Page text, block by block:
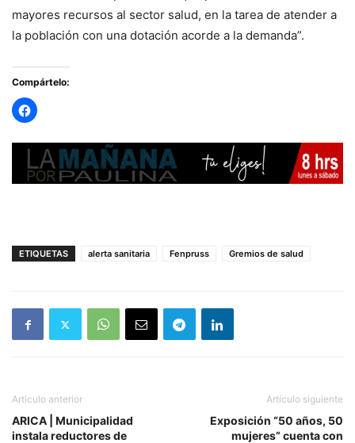
mayores recursos al sector salud, en la tarea de atender a
la población con una dotación acorde a la demanda”.
Compártelo:
ETIQUETAS alerta sanitaria Fenpruss Gremios de salud
Artículo anterior
ARICA | Municipalidad
instala reductores de
Artículo siguiente
Exposición “50 años, 50
mujeres” cuenta con